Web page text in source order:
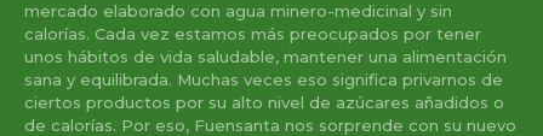
mercado elaborado con agua minero-medicinal y sin
calorías. Cada vez estamos más preocupados por tener
unos hábitos de vida saludable, mantener una alimentación
sana y equilibrada. Muchas veces eso significa privarnos de
ciertos productos por su alto nivel de azúcares añadidos o
de calorías. Por eso, Fuensanta nos sorprende con su nuevo